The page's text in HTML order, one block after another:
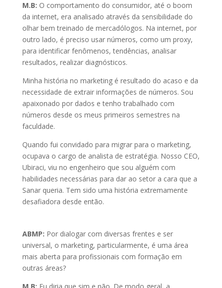
M.B: O comportamento do consumidor, até o boom
da internet, era analisado através da sensibilidade do
olhar bem treinado de mercadólogos. Na internet, por
outro lado, é preciso usar números, como um proxy,
para identificar fenômenos, tendências, analisar
resultados, realizar diagnósticos.
Minha história no marketing é resultado do acaso e da
necessidade de extrair informações de números. Sou
apaixonado por dados e tenho trabalhado com
números desde os meus primeiros semestres na
faculdade.
Quando fui convidado para migrar para o marketing,
ocupava o cargo de analista de estratégia. Nosso CEO,
Ubiraci, viu no engenheiro que sou alguém com
habilidades necessárias para dar ao setor a cara que a
Sanar queria. Tem sido uma história extremamente
desafiadora desde então.
ABMP: Por dialogar com diversas frentes e ser
universal, o marketing, particularmente, é uma área
mais aberta para profissionais com formação em
outras áreas?